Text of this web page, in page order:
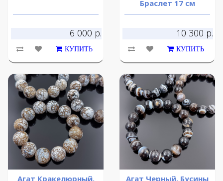
6 000 р.
КУПИТЬ
Браслет 17 см
10 300 р.
КУПИТЬ
Агат Кракелюрный. Агат Черный. Бусины